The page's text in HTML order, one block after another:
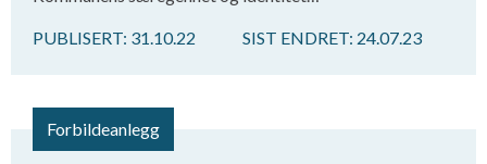
PUBLISERT: 31.10.22 SIST ENDRET: 24.07.23
Forbildeanlegg